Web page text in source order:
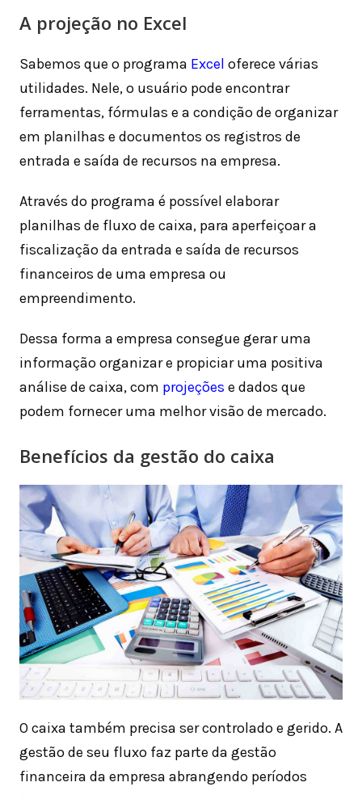
A projeção no Excel
Sabemos que o programa Excel oferece várias
utilidades. Nele, o usuário pode encontrar
ferramentas, fórmulas e a condição de organizar
em planilhas e documentos os registros de
entrada e saída de recursos na empresa.
Através do programa é possível elaborar
planilhas de fluxo de caixa, para aperfeiçoar a
fiscalização da entrada e saída de recursos
financeiros de uma empresa ou
empreendimento.
Dessa forma a empresa consegue gerar uma
informação organizar e propiciar uma positiva
análise de caixa, com projeções e dados que
podem fornecer uma melhor visão de mercado.
Benefícios da gestão do caixa
O caixa também precisa ser controlado e gerido. A
gestão de seu fluxo faz parte da gestão
financeira da empresa abrangendo períodos